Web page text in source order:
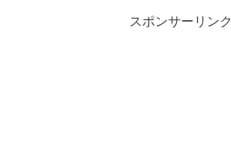
スポンサーリンク